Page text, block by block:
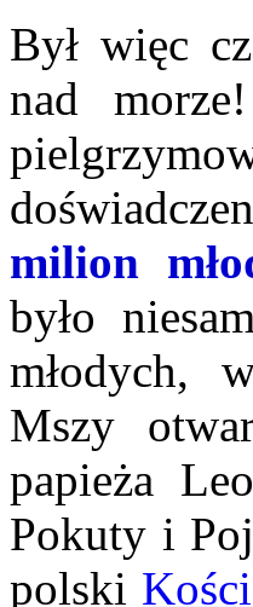
Był więc
nad
milion
było
młodych,
Mszy
papieża
Pokuty i
polski